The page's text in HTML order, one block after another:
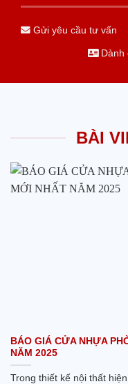
Gửi yêu cầu tư vấn
Dành
BÀI
BÁO GIÁ CỬA NHỰA
NĂM 2025
Trong thiết kế nội thất